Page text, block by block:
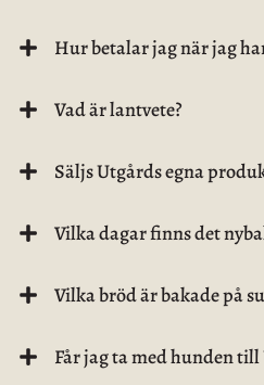
Hur betalar jag när jag
Vad är lantvete?
Säljs Utgårds egna
Vilka dagar finns det
Vilka bröd är bakade på
Får jag ta med hunden till